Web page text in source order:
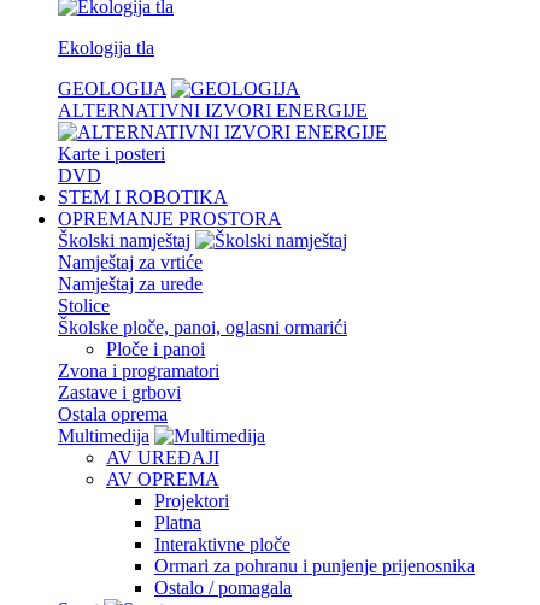
Ekologija tla
GEOLOGIJA
ALTERNATIVNI IZVORI ENERGIJE
Karte i posteri
DVD
STEM I ROBOTIKA
OPREMANJE PROSTORA
Školski namještaj
Namještaj za vrtiće
Namještaj za urede
Stolice
Školske ploče, panoi, oglasni ormarići
Ploče i panoi
Zvona i programatori
Zastave i grbovi
Ostala oprema
Multimedija
AV UREĐAJI
AV OPREMA
Projektori
Platna
Interaktivne ploče
Ormari za pohranu i punjenje prijenosnika
Ostalo / pomagala